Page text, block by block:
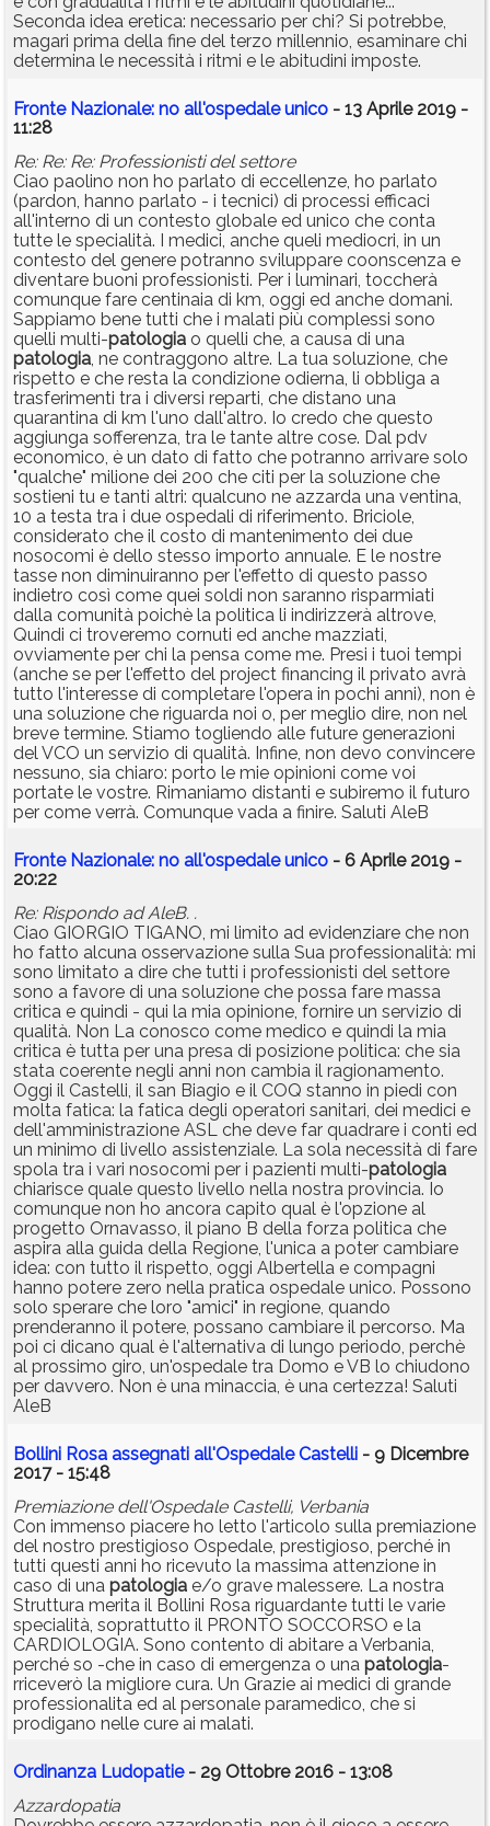
Seconda idea eretica: necessario per chi? Si potrebbe,
magari prima della fine del terzo millennio, esaminare chi
determina le necessità i ritmi e le abitudini imposte.
Fronte Nazionale: no all'ospedale unico - 13 Aprile 2019 -
11:28
Re: Re: Re: Professionisti del settore
Ciao paolino non ho parlato di eccellenze, ho parlato
(pardon, hanno parlato - i tecnici) di processi efficaci
all'interno di un contesto globale ed unico che conta
tutte le specialità. I medici, anche queli mediocri, in un
contesto del genere potranno sviluppare coonscenza e
diventare buoni professionisti. Per i luminari, toccherà
comunque fare centinaia di km, oggi ed anche domani.
Sappiamo bene tutti che i malati più complessi sono
quelli multi-patologia o quelli che, a causa di una
patologia, ne contraggono altre. La tua soluzione, che
rispetto e che resta la condizione odierna, li obbliga a
trasferimenti tra i diversi reparti, che distano una
quarantina di km l'uno dall'altro. Io credo che questo
aggiunga sofferenza, tra le tante altre cose. Dal pdv
economico, è un dato di fatto che potranno arrivare solo
"qualche" milione dei 200 che citi per la soluzione che
sostieni tu e tanti altri: qualcuno ne azzarda una ventina,
10 a testa tra i due ospedali di riferimento. Briciole,
considerato che il costo di mantenimento dei due
nosocomi è dello stesso importo annuale. E le nostre
tasse non diminuiranno per l'effetto di questo passo
indietro così come quei soldi non saranno risparmiati
dalla comunità poichè la politica li indirizzerà altrove,
Quindi ci troveremo cornuti ed anche mazziati,
ovviamente per chi la pensa come me. Presi i tuoi tempi
(anche se per l'effetto del project financing il privato avrà
tutto l'interesse di completare l'opera in pochi anni), non è
una soluzione che riguarda noi o, per meglio dire, non nel
breve termine. Stiamo togliendo alle future generazioni
del VCO un servizio di qualità. Infine, non devo convincere
nessuno, sia chiaro: porto le mie opinioni come voi
portate le vostre. Rimaniamo distanti e subiremo il futuro
per come verrà. Comunque vada a finire. Saluti AleB
Fronte Nazionale: no all'ospedale unico - 6 Aprile 2019 -
20:22
Re: Rispondo ad AleB. .
Ciao GIORGIO TIGANO, mi limito ad evidenziare che non
ho fatto alcuna osservazione sulla Sua professionalità: mi
sono limitato a dire che tutti i professionisti del settore
sono a favore di una soluzione che possa fare massa
critica e quindi - qui la mia opinione, fornire un servizio di
qualità. Non La conosco come medico e quindi la mia
critica è tutta per una presa di posizione politica: che sia
stata coerente negli anni non cambia il ragionamento.
Oggi il Castelli, il san Biagio e il COQ stanno in piedi con
molta fatica: la fatica degli operatori sanitari, dei medici e
dell'amministrazione ASL che deve far quadrare i conti ed
un minimo di livello assistenziale. La sola necessità di fare
spola tra i vari nosocomi per i pazienti multi-patologia
chiarisce quale questo livello nella nostra provincia. Io
comunque non ho ancora capito qual è l'opzione al
progetto Ornavasso, il piano B della forza politica che
aspira alla guida della Regione, l'unica a poter cambiare
idea: con tutto il rispetto, oggi Albertella e compagni
hanno potere zero nella pratica ospedale unico. Possono
solo sperare che loro "amici" in regione, quando
prenderanno il potere, possano cambiare il percorso. Ma
poi ci dicano qual è l'alternativa di lungo periodo, perchè
al prossimo giro, un'ospedale tra Domo e VB lo chiudono
per davvero. Non è una minaccia, è una certezza! Saluti
AleB
Bollini Rosa assegnati all'Ospedale Castelli - 9 Dicembre
2017 - 15:48
Premiazione dell'Ospedale Castelli, Verbania
Con immenso piacere ho letto l'articolo sulla premiazione
del nostro prestigioso Ospedale, prestigioso, perché in
tutti questi anni ho ricevuto la massima attenzione in
caso di una patologia e/o grave malessere. La nostra
Struttura merita il Bollini Rosa riguardante tutti le varie
specialità, soprattutto il PRONTO SOCCORSO e la
CARDIOLOGIA. Sono contento di abitare a Verbania,
perché so -che in caso di emergenza o una patologia-
rriceverò la migliore cura. Un Grazie ai medici di grande
professionalita ed al personale paramedico, che si
prodigano nelle cure ai malati.
Ordinanza Ludopatie- 29 Ottobre 2016 - 13:08
Azzardopatia